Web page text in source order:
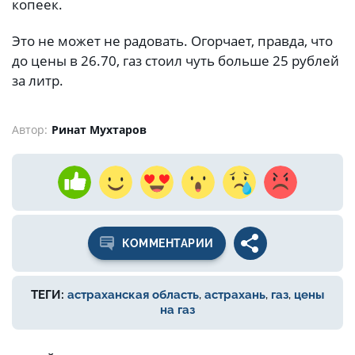
копеек.
Это не может не радовать. Огорчает, правда, что
до цены в 26.70, газ стоил чуть больше 25 рублей
за литр.
Автор: Ринат Мухтаров
КОММЕНТАРИИ
ТЕГИ: астраханская область, астрахань, газ, цены
на газ